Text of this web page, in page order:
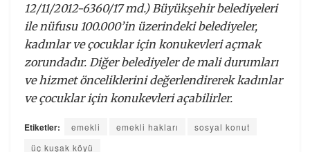
12/11/2012-6360/17 md.) Büyükşehir belediyeleri
ile nüfusu 100.000’in üzerindeki belediyeler,
kadınlar ve çocuklar için konukevleri açmak
zorundadır. Diğer belediyeler de mali durumları
ve hizmet önceliklerini değerlendirerek kadınlar
ve çocuklar için konukevleri açabilirler.
Etiketler: emekli emekli hakları
sosyal konut
üç kuşak köyü